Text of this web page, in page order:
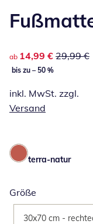
reduzierter Preis
ab 14,99 € 29,99 €
bis zu – 50 %
inkl. MwSt. zzgl.
Versand
terra-natur
Größe
30x70 cm -